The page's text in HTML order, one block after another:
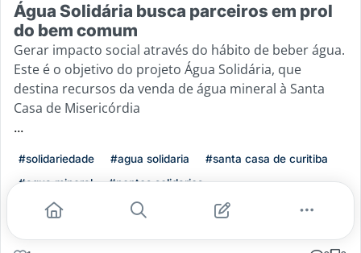
Água Solidária busca parceiros em prol
do bem comum
Gerar impacto social através do hábito de beber água.
Este é o objetivo do projeto Água Solidária, que
destina recursos da venda de água mineral à Santa
Casa de Misericórdia
...
#solidariedade #agua solidaria
#santa casa de curitiba
#agua mineral
#pontos solidarios
Leia mais